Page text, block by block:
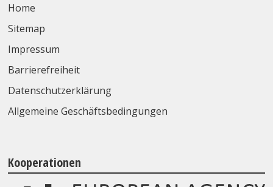
Home
Sitemap
Impressum
Barrierefreiheit
Datenschutzerklärung
Allgemeine Geschäftsbedingungen
Kooperationen